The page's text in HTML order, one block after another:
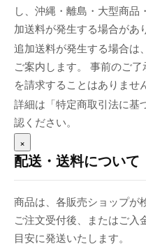
し、沖縄・離島・大型商品
加送料が発生する場合があ
追加送料が発生する場合は
ご案内します。 事前のご
を請求することはありませ
詳細は「特定商取引法に基
認ください。
×
配送・送料について
商品は、各販売ショップが
ご注文受付後、またはご入
目安に発送いたします。